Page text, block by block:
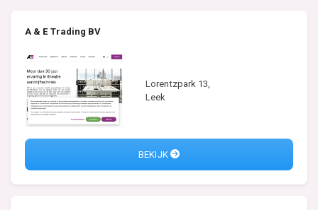
A & E Trading BV
Lorentzpark 13,
Leek
BEKIJK